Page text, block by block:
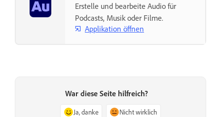
Erstelle und bearbeite Audio für
Podcasts, Musik oder Filme.
Applikation öffnen
War diese Seite hilfreich?
Ja, danke Nicht wirklich